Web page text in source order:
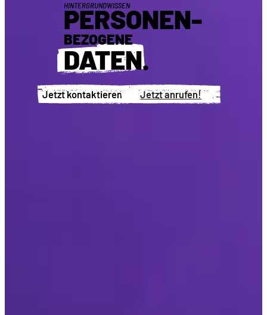
HINTERGRUNDWISSEN
PERSONEN-
BEZOGENE
DATEN.
Jetzt kontaktieren! Jetzt anrufen!